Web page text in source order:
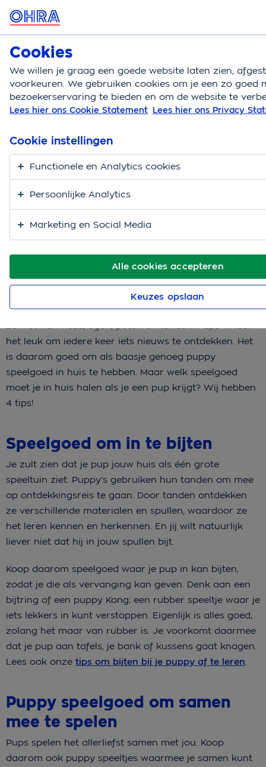
MENU
Hondenverzekering
Hondenverzekering Gedrag en opvoeding
4x het beste puppy
speelgoed
Puppy’s ontdekken spelenderwijs de wereld. Dat doen
ze met hun neus, ogen, poten en tanden. Pups vinden
het leuk om iedere keer iets nieuws te ontdekken. Het
is daarom goed om als baasje genoeg puppy
speelgoed in huis te hebben. Maar welk speelgoed
moet je in huis halen als je een pup krijgt? Wij hebben
4 tips!
Speelgoed om in te bijten
Je zult zien dat je pup jouw huis als één grote
speeltuin ziet. Puppy’s gebruiken hun tanden om mee
op ontdekkingsreis te gaan. Door tanden ontdekken
ze verschillende materialen en spullen, waardoor ze
het leren kennen en herkennen. En jij wilt natuurlijk
liever niet dat hij in jouw spullen bijt.
Koop daarom speelgoed waar je pup in kan bijten,
zodat je die als vervanging kan geven. Denk aan een
bijtring of een puppy Kong; een rubber speeltje waar je
iets lekkers in kunt verstoppen. Eigenlijk is alles goed,
zolang het maar van rubber is. Je voorkomt daarmee
dat je pup aan tafels, je bank of kussens gaat knagen.
Lees ook onze tips om bijten bij je puppy af te leren.
Puppy speelgoed om samen
mee te spelen
Pups spelen het allerliefst samen met jou. Koop
daarom ook puppy speeltjes waarmee je samen kunt
Cookies
We willen je graag een goede website laten zien,
voorkeuren. We gebruiken cookies om je een zo goed
bezoekerservaring te bieden en om de website te
Lees hier ons Cookie Statement Lees hier ons Privacy
Alle cookies accepteren
Cookie instellingen
Functionele en Analytics cookies
Persoonlijke Analytics
Marketing en Social Media
Keuzes opslaan